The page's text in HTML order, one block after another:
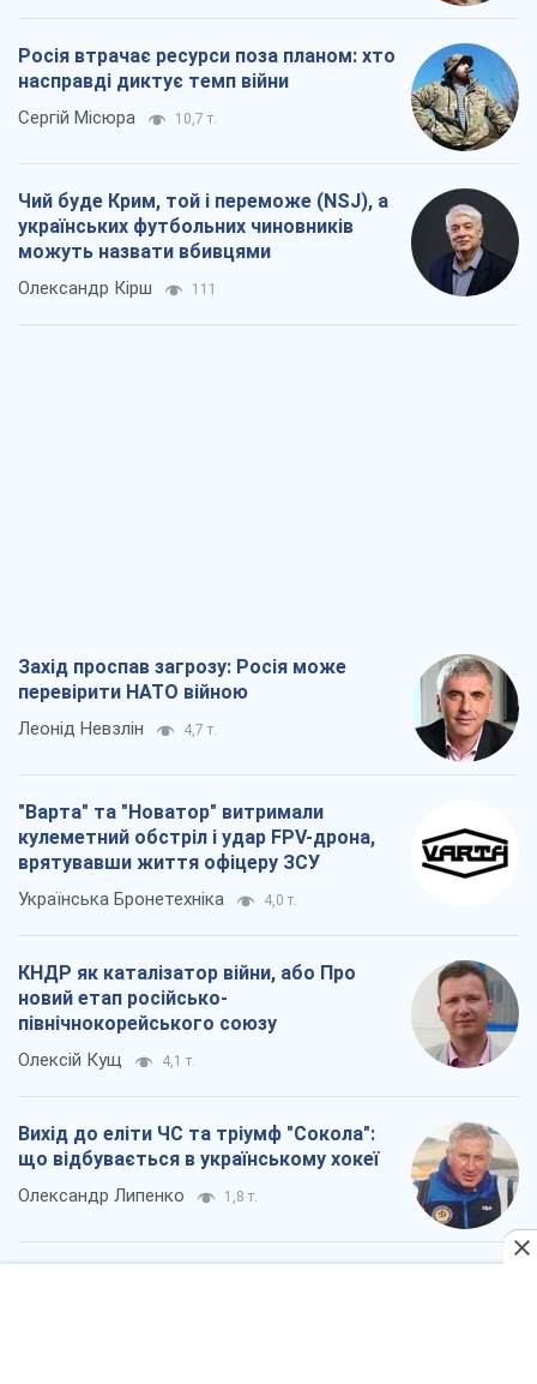
Росія втрачає ресурси поза планом: хто
насправді диктує темп війни
Сергій Місюра 10,7 т.
Чий буде Крим, той і переможе (NSJ), а
українських футбольних чиновників
можуть назвати вбивцями
Олександр Кірш 111
Захід проспав загрозу: Росія може
перевірити НАТО війною
Леонід Невзлін 4,7 т.
"Варта" та "Новатор" витримали
кулеметний обстріл і удар FPV-дрона,
врятувавши життя офіцеру ЗСУ
Українська Бронетехніка 4,0 т.
КНДР як каталізатор війни, або Про
новий етап російсько-
північнокорейського союзу
Олексій Кущ 4,1 т.
Вихід до еліти ЧС та тріумф "Сокола":
що відбувається в українському хокеї
Олександр Липенко 1,8 т.